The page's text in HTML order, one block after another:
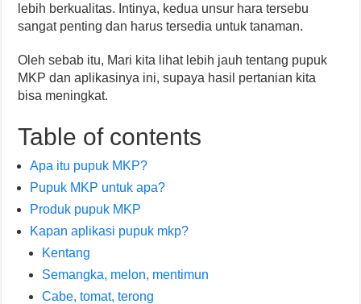
lebih berkualitas. Intinya, kedua unsur hara tersebu
sangat penting dan harus tersedia untuk tanaman.
Oleh sebab itu, Mari kita lihat lebih jauh tentang pupuk
MKP dan aplikasinya ini, supaya hasil pertanian kita
bisa meningkat.
Table of contents
Apa itu pupuk MKP?
Pupuk MKP untuk apa?
Produk pupuk MKP
Kapan aplikasi pupuk mkp?
Kentang
Semangka, melon, mentimun
Cabe, tomat, terong